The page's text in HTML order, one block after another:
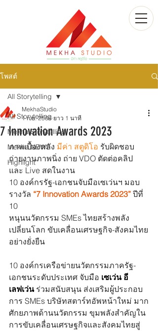
โพสต์
All Storytelling
Mekha Storytelling
Mekha NEWS
Highlight
All Storytelling
7 Innovation Awards 2023
MekhaStudio
1 ก.ย. 2566 ยาว 1 นาที
ภาพเบื้องหลัง มีค่า สตูดิโอ รับผิดชอบ
ถ่ายงานภาพนิ่ง ถ่าย VDO ตัดต่อคลิป
และ Live สดในงาน
10 องค์กรรัฐ-เอกชนจับมือเซเว่นฯ มอบ
รางวัล “7 Innovation Awards 2023” ปีที่
10
หนุนนวัตกรรม SMEs ไทยสร้างพลัง
เปลี่ยนโลก ขับเคลื่อนเศรษฐกิจ-สังคมไทย
อย่างยั่งยืน
10 องค์กรเครือข่ายนวัตกรรมภาครัฐ-
เอกชนระดับประเทศ จับมือ เซเว่น อี
เลฟเว่น ร่วมสนับสนุน ส่งเสริมผู้ประกอบ
การ SMEs บริษัทสตาร์ทอัพหน้าใหม่ มาก
ศักยภาพด้านนวัตกรรม ขุมพลังสำคัญใน
การขับเคลื่อนเศรษฐกิจและสังคมไทยสู่